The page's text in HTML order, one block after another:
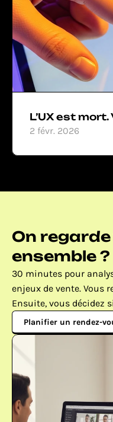
L’UX est mort.
2 févr. 2026
On
ensemble ?
30 minutes pour
enjeux de vente. Vous
Ensuite, vous décidez
Planifier un rendez-